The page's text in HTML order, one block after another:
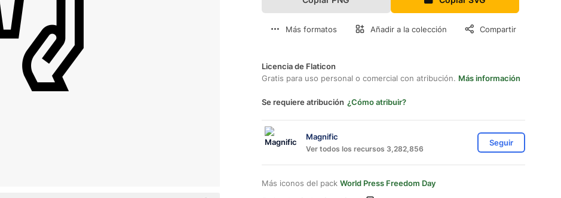
Más formatos Añadir a la colección Compartir
Licencia de Flaticon
Gratis para uso personal o comercial con atribución. Más información
Se requiere atribución ¿Cómo atribuir?
Magnific
Ver todos los recursos 3,282,856
Seguir
Más iconos del pack World Press Freedom Day